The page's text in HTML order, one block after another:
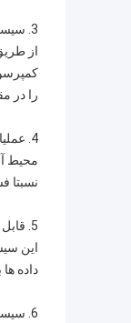
3. سیستم کنترل درجه حرارت عالی برای حفاظت از نمونه و صرفه جویی در انرژی.
را در مقایسه با
4. عملیات بی صدا به نفع محیط زیست شما
نسبتا
5. قابل توسعه
این
داده
6. سیستم مدیریت سانتریفیوژ (اختیاری)